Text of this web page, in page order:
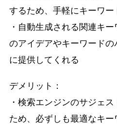
するため、手軽にキーワー
・自動生成される関連キ
のアイデアやキーワード
に提供してくれる
デメリット：
・検索エンジンのサジェ
ため、必ずしも最適なキ